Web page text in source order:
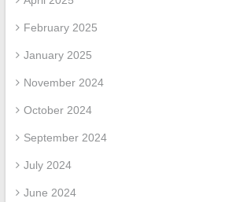
February 2025
January 2025
November 2024
October 2024
September 2024
July 2024
June 2024